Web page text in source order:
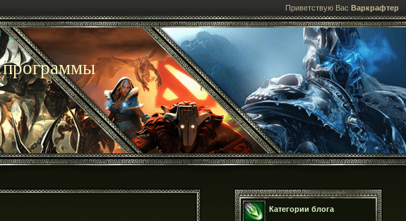
Приветствую Вас Варкрафтер
программы
Категории блога